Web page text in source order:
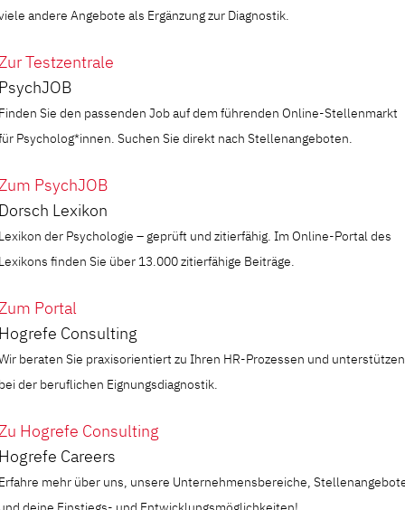
andere Angebote als Ergänzung zur Diagnostik.
Testzentrale
Sie den passenden Job auf dem führenden Online-Stellenmarkt
Psycholog*innen. Suchen Sie direkt nach Stellenangeboten.
PsychJOB
Lexikon
der Psychologie – geprüft und zitierfähig. Im Online-Portal des
finden Sie über 13.000 zitierfähige Beiträge.
Portal
Consulting
beraten Sie praxisorientiert zu Ihren HR-Prozessen und unterstützen
der beruflichen Eignungsdiagnostik.
Hogrefe Consulting
Careers
mehr über uns, unsere Unternehmensbereiche,